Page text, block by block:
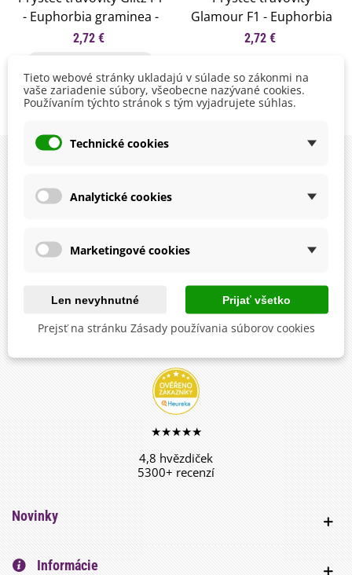
- Euphorbia graminea -
semená prýštca - 12 ks
2,72 €
Glamour F1 - Euphorbia
graminea - semená
2,72 €
facebook
★★★★★
4,8 hvězdiček
5300+ recenzí
Novinky
Informácie
Tieto webové stránky ukladajú v súlade so zákonmi na
vaše zariadenie súbory, všeobecne nazývané cookies.
Používaním týchto stránok s tým vyjadrujete súhlas.
Technické cookies
Analytické cookies
Marketingové cookies
Len nevyhnutné Prijať všetko
Prejsť na stránku Zásady používania súborov cookies